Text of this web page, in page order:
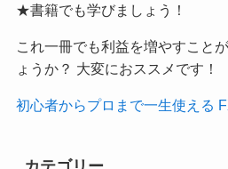
★書籍でも学びましょう！
これ一冊でも利益を増やすこと
ょうか？ 大変におススメです！
初心者からプロまで一生使える